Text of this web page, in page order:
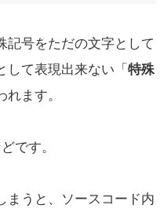
記号をただの文字として
して表現出来ない「特殊
ます。
です。
まうと、ソースコード内